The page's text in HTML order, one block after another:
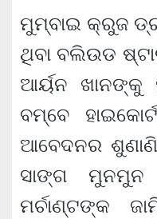
ମୁମ୍ବାଇ କ୍ରୁଜ
ଥିବା ବଲିଉଡ
ଆର୍ୟନ
ବମ୍ବେ
ଆବେଦନର
ସାଙ୍ଗ ମୁନମୁନ
ମର୍ଚାଣ୍ଟଙ୍କ